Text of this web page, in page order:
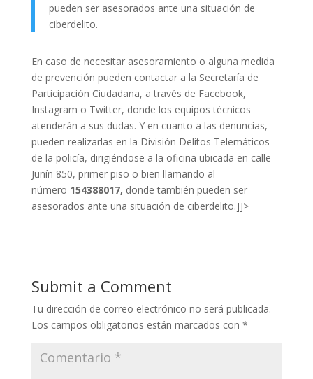
pueden ser asesorados ante una situación de
ciberdelito.
En caso de necesitar asesoramiento o alguna medida
de prevención pueden contactar a la Secretaría de
Participación Ciudadana, a través de Facebook,
Instagram o Twitter, donde los equipos técnicos
atenderán a sus dudas. Y en cuanto a las denuncias,
pueden realizarlas en la División Delitos Telemáticos
de la policía, dirigiéndose a la oficina ubicada en calle
Junín 850, primer piso o bien llamando al
número 154388017, donde también pueden ser
asesorados ante una situación de ciberdelito.]]>
Submit a Comment
Tu dirección de correo electrónico no será publicada.
Los campos obligatorios están marcados con *